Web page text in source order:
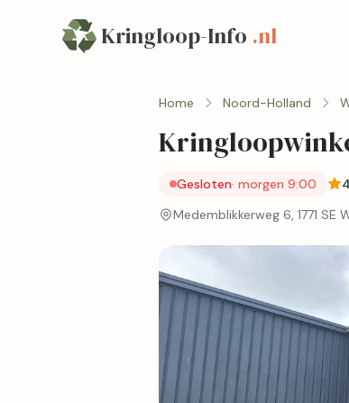
Kringloop-Info .nl
Home Noord-Holland
Gesloten· morgen 9:00
Medemblikkerweg 6, 1771 SE